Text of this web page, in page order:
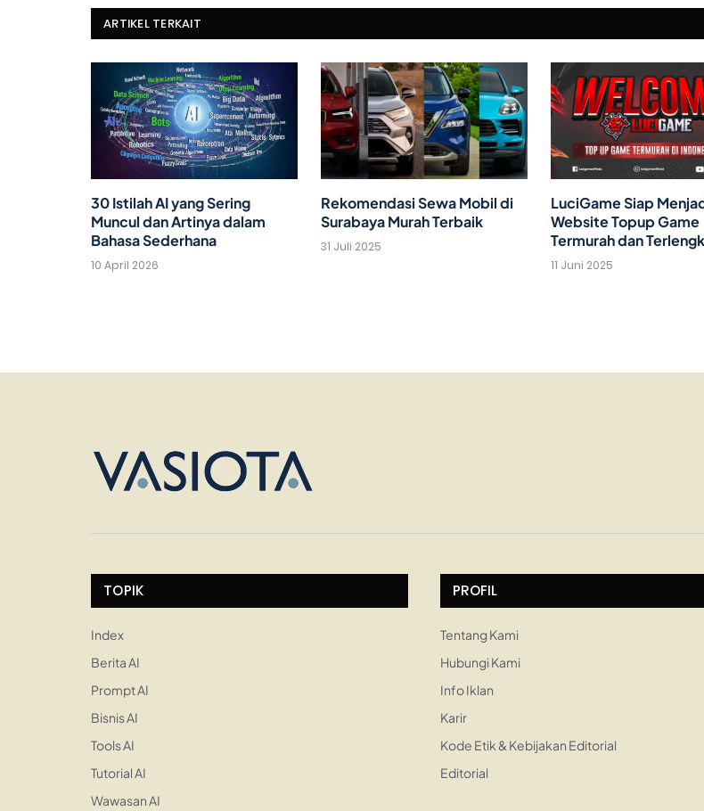
ARTIKEL TERKAIT
30 Istilah AI yang Sering
Muncul dan Artinya dalam
Bahasa Sederhana
10 April 2026
Rekomendasi Sewa Mobil di
Surabaya Murah Terbaik
31 Juli 2025
LuciGame Siap
Website Topup Game
Termurah dan
11 Juni 2025
TOPIK
Index
Berita AI
Prompt AI
Bisnis AI
Tools AI
Tutorial AI
Wawasan AI
PROFIL
Tentang Kami
Hubungi Kami
Info Iklan
Karir
Kode Etik & Kebijakan Editorial
Editorial